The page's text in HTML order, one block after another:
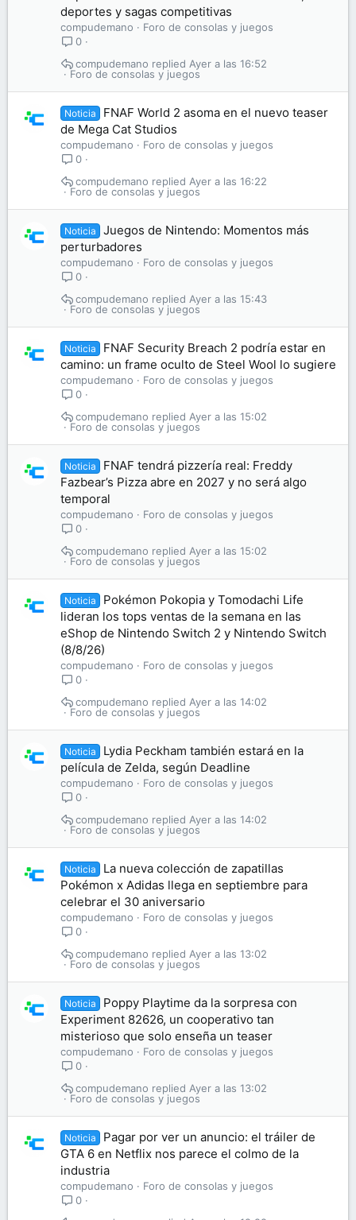
deportes y sagas competitivas
compudemano
Foro de consolas y juegos
0
Foro de consolas y juegos
Ayer a las 16:52
compudemano
Noticia
FNAF World 2 asoma en el nuevo teaser
de Mega Cat Studios
compudemano
Foro de consolas y juegos
0
Foro de consolas y juegos
Ayer a las 16:22
compudemano
Noticia
Juegos de Nintendo: Momentos más
perturbadores
compudemano
Foro de consolas y juegos
0
Foro de consolas y juegos
Ayer a las 15:43
compudemano
Noticia
FNAF Security Breach 2 podría estar en
camino: un frame oculto de Steel Wool lo sugiere
compudemano
Foro de consolas y juegos
0
Foro de consolas y juegos
Ayer a las 15:02
compudemano
Noticia
FNAF tendrá pizzería real: Freddy
Fazbear’s Pizza abre en 2027 y no será algo
temporal
compudemano
Foro de consolas y juegos
0
Foro de consolas y juegos
Ayer a las 15:02
compudemano
Noticia
Pokémon Pokopia y Tomodachi Life
lideran los tops ventas de la semana en las
eShop de Nintendo Switch 2 y Nintendo Switch
(8/8/26)
compudemano
Foro de consolas y juegos
0
Foro de consolas y juegos
Ayer a las 14:02
compudemano
Noticia
Lydia Peckham también estará en la
película de Zelda, según Deadline
compudemano
Foro de consolas y juegos
0
Foro de consolas y juegos
Ayer a las 14:02
compudemano
Noticia
La nueva colección de zapatillas
Pokémon x Adidas llega en septiembre para
celebrar el 30 aniversario
compudemano
Foro de consolas y juegos
0
Foro de consolas y juegos
Ayer a las 13:02
compudemano
Noticia
Poppy Playtime da la sorpresa con
Experiment 82626, un cooperativo tan
misterioso que solo enseña un teaser
compudemano
Foro de consolas y juegos
0
Foro de consolas y juegos
Ayer a las 13:02
compudemano
Noticia
Pagar por ver un anuncio: el tráiler de
GTA 6 en Netflix nos parece el colmo de la
industria
compudemano
Foro de consolas y juegos
0